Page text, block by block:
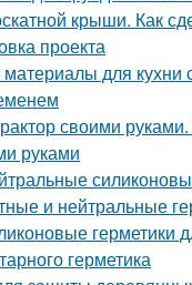
крыши. Как
проекта
для
своими
руками
и нейтральные
герметики
герметика